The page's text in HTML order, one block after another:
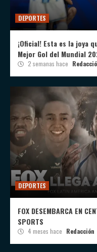
DEPORTES
¡Oficial! Esta es la joya
Mejor Gol del Mundial
2 semanas hace
DEPORTES
FOX DESEMBARCA EN
SPORTS
4 meses hace Redacción